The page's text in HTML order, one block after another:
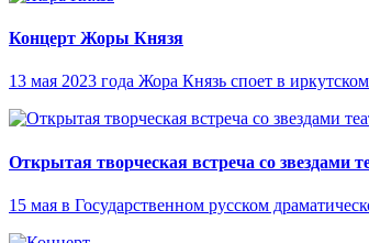
Концерт Жоры Князя
13 мая 2023 года Жора Князь споет в
Открытая творческая встреча со звездами
15 мая в Государственном русском